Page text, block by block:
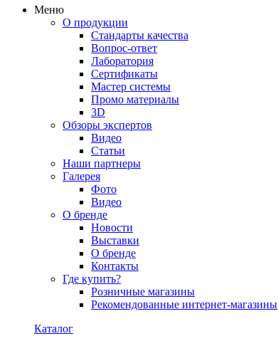
Меню
О продукции
Стандарты качества
Вопрос-ответ
Лаборатория
Сертификаты
Мастер системы
Промо материалы
3D
Обзоры экспертов
Видео
Статьи
Наши партнеры
Галерея
Фото
Видео
О бренде
Новости
Выставки
О бренде
Контакты
Где купить?
Розничные магазины
Рекомендованные интернет-магазины
Каталог